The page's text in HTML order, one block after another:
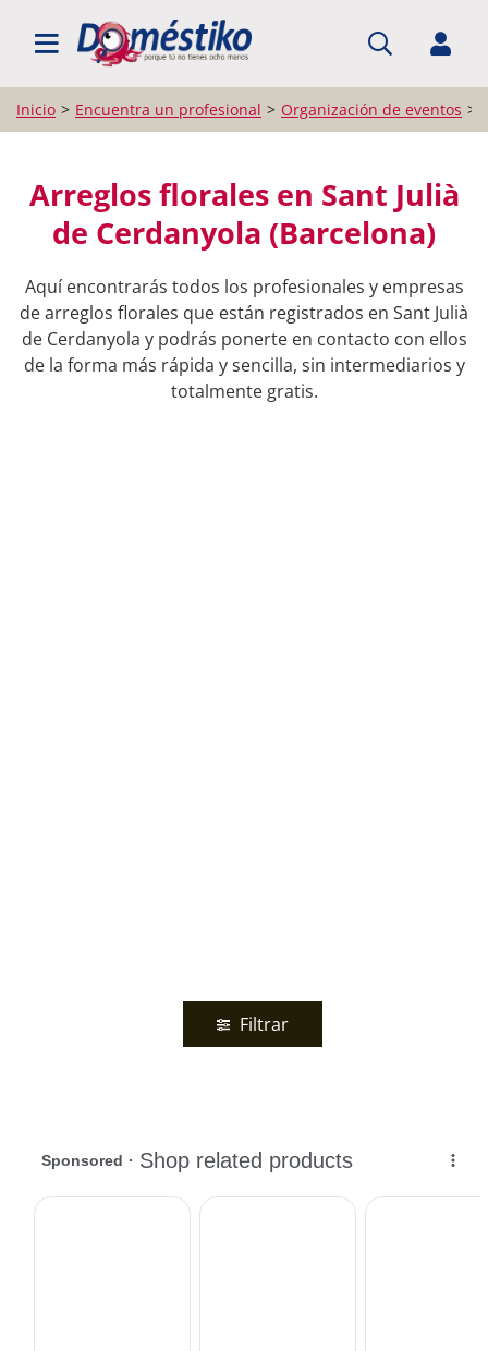
BUSCAR PROFESIONALES
Inicio Encuentra un profesional Organización de eventos
Arreglos florales en Sant Julià
de Cerdanyola (Barcelona)
Aquí encontrarás todos los profesionales y empresas
de arreglos florales que están registrados en Sant Julià
de Cerdanyola y podrás ponerte en contacto con ellos
de la forma más rápida y sencilla, sin intermediarios y
totalmente gratis.
Filtrar